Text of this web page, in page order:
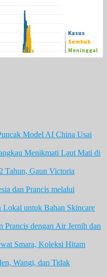
Model AI China Usai
Menikmati Laut Mati di
Tahun, Gaun Victoria
dan Prancis melalui
untuk Bahan Skincare
Prancis dengan Air Jernih dan
Smara, Koleksi Hitam
Wangi, dan Tidak